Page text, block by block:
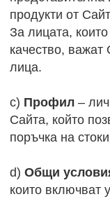
продукти от
За лицата,
качество,
лица.
c) Профил–
Сайта, който
поръчка на
d) Общи
които включват